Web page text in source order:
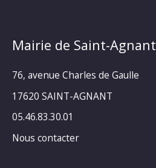
Mairie de Saint-Agnant
76, avenue Charles de Gaulle
17620 SAINT-AGNANT
05.46.83.30.01
Nous contacter